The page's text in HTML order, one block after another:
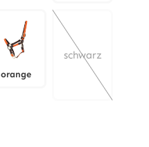
orange
schwarz